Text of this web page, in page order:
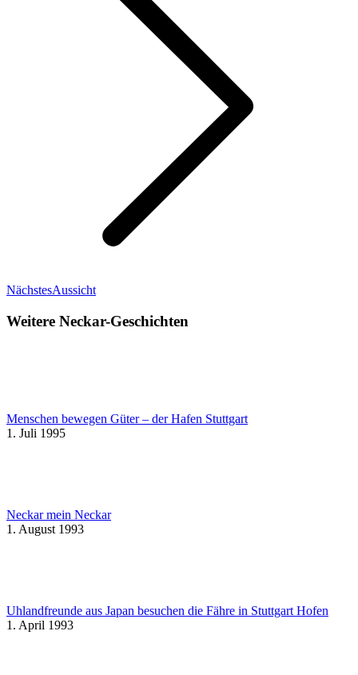
NächstesNächster
Aussicht
Weitere Neckar-Geschichten
Menschen bewegen Güter – der Hafen Stuttgart
1. Juli 1995
Neckar mein Neckar
1. August 1993
Uhlandfreunde aus Japan besuchen die Fähre in Stuttgart Hofen
1. April 1993